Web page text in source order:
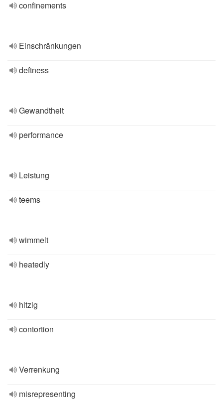
confinements
Einschränkungen
deftness
Gewandtheit
performance
Leistung
teems
wimmelt
heatedly
hitzig
contortion
Verrenkung
misrepresenting